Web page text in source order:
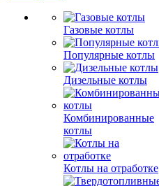
Газовые котлы
Популярные котлы
Дизельные котлы
Комбинированные
котлы
Котлы на отработке